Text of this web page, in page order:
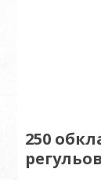
250